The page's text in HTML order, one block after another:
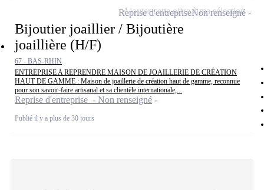
Bijoutier joaillier / Bijoutière
joaillière (H/F)
67 - BAS-RHIN
ENTREPRISE A REPRENDRE MAISON DE JOAILLERIE DE CRÉATION
HAUT DE GAMME : Maison de joaillerie de création haut de gamme, reconnue
pour son savoir-faire artisanal et sa clientèle internationale,...
Reprise d'entreprise - Non renseigné
Publié il y a plus de 30 jours
Reprise d'entrepriseNon renseigné
Ajouter cette offre à ma sélection